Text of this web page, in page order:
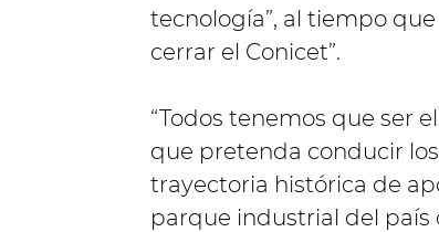
tecnología”, al tiempo
cerrar el Conicet”.
“Todos tenemos que ser
que pretenda conducir
trayectoria histórica de
parque industrial del